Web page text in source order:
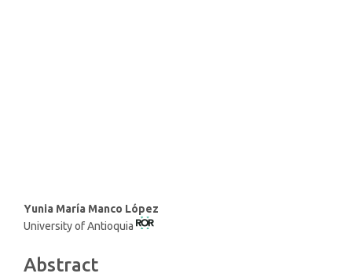
Main
Article
Yunia María Manco López
University of Antioquia
Abstract